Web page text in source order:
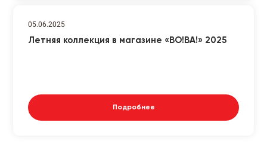
05.06.2025
Летняя коллекция в магазине «ВО!ВА!» 2025
Подробнее